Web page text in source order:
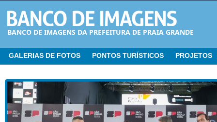
BANCO DE IMAGENS DA PREFEITURA DE PRAIA GRANDE
GALERIAS DE FOTOS PONTOS TURÍSTICOS PROJETOS